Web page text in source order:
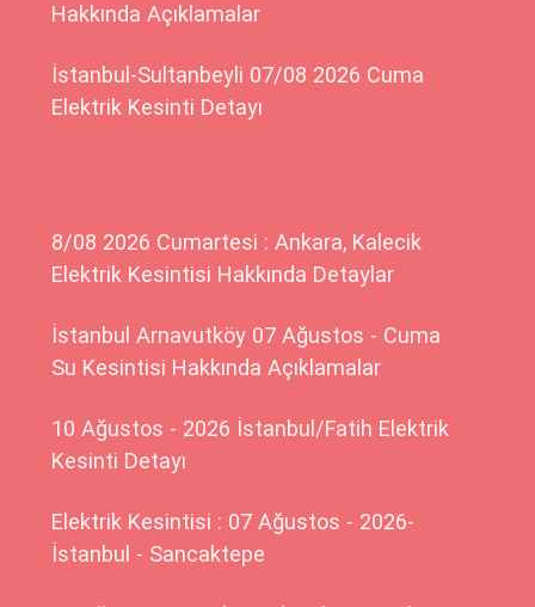
Hakkında Açıklamalar
İstanbul-Sultanbeyli 07/08 2026 Cuma
Elektrik Kesinti Detayı
8/08 2026 Cumartesi : Ankara, Kalecik
Elektrik Kesintisi Hakkında Detaylar
İstanbul Arnavutköy 07 Ağustos - Cuma
Su Kesintisi Hakkında Açıklamalar
10 Ağustos - 2026 İstanbul/Fatih Elektrik
Kesinti Detayı
Elektrik Kesintisi : 07 Ağustos - 2026-
İstanbul - Sancaktepe